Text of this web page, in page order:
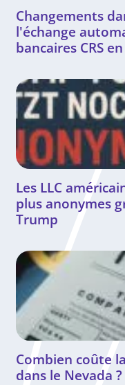
Changements
l'échange
bancaires CRS
Les LLC
plus anonymes
Trump
Combien coûte
dans le Nevada